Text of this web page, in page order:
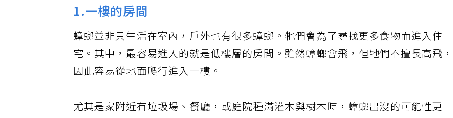
1.一樓的房間
蟑螂並非只生活在室內，戶外也有很多蟑螂。牠們會為了尋找更多食物而進入住
宅。其中，最容易進入的就是低樓層的房間。雖然蟑螂會飛，但牠們不擅長高飛，
因此容易從地面爬行進入一樓。
尤其是家附近有垃圾場、餐廳，或庭院種滿灌木與樹木時，蟑螂出沒的可能性更